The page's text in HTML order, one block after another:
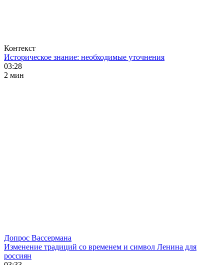
Контекст
Историческое знание: необходимые уточнения
03:28
2 мин
Допрос Вассермана
Изменение традиций со временем и символ Ленина для
россиян